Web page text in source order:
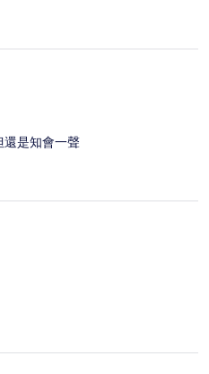
還是知會一聲